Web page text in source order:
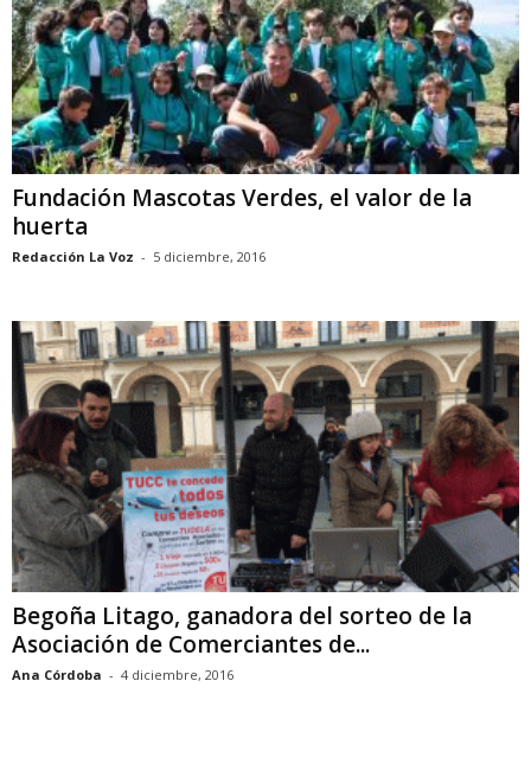
Fundación Mascotas Verdes, el valor de la
huerta
Redacción La Voz - 5 diciembre, 2016
Begoña Litago, ganadora del sorteo de la
Asociación de Comerciantes de...
Ana Córdoba - 4 diciembre, 2016